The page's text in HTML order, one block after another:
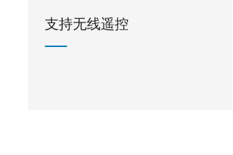
支持无线遥控